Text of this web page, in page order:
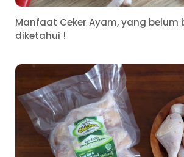
Manfaat Ceker Ayam, yang belum
diketahui !